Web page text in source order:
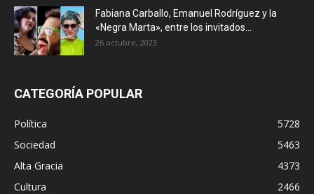
Fabiana Carballo, Emanuel Rodríguez y la
«Negra Marta», entre los invitados...
26 octubre, 2023
CATEGORÍA POPULAR
Política
5728
Sociedad
5463
Alta Gracia
4373
Cultura
2466